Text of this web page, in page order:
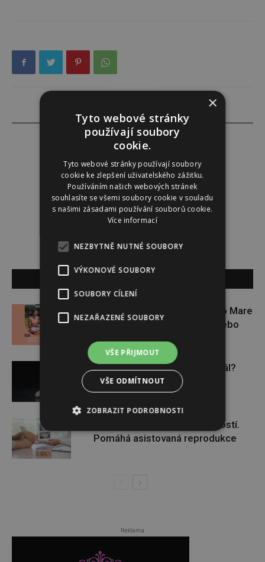
Tereza Lindauerová
http://www.zdravivharmonii.cz
Zapojte se do letní soutěže s Rio Mare
a vyhrajte iWatch Series 11 nebo
Budou se vraždit malé děti dál?
Těhotenství není samozřejmostí.
Pomáhá asistovaná reprodukce
Reklama
×
Tyto webové stránky
používají soubory
cookie.
Tyto webové stránky používají soubory
cookie ke zlepšení uživatelského zážitku.
Používáním našich webových stránek
souhlasíte se všemi soubory cookie v souladu
s našimi zásadami používání souborů cookie.
Více informací
NEZBYTNĚ NUTNÉ SOUBORY
VÝKONOVÉ SOUBORY
SOUBORY CÍLENÍ
NEZAŘAZENÉ SOUBORY
VŠE PŘIJMOUT
VŠE ODMÍTNOUT
ZOBRAZIT PODROBNOSTI